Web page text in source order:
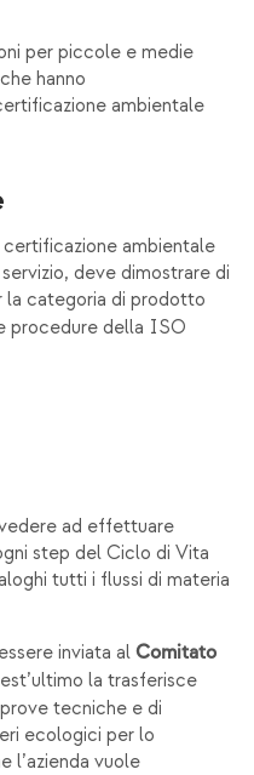
per piccole e medie
hanno
ambientale
ambientale
deve dimostrare di
la categoria di prodotto
procedure della ISO
ad effettuare
step del Ciclo di Vita
tutti i flussi di materia
inviata al Comitato
la trasferisce
tecniche e di
ecologici per lo
l’azienda vuole